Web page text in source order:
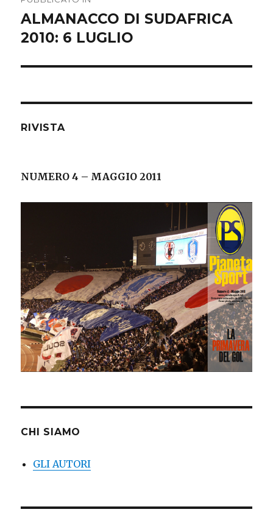
articoli
ALMANACCO DI SUDAFRICA
2010: 6 LUGLIO
RIVISTA
NUMERO 4 – MAGGIO 2011
CHI SIAMO
GLI AUTORI